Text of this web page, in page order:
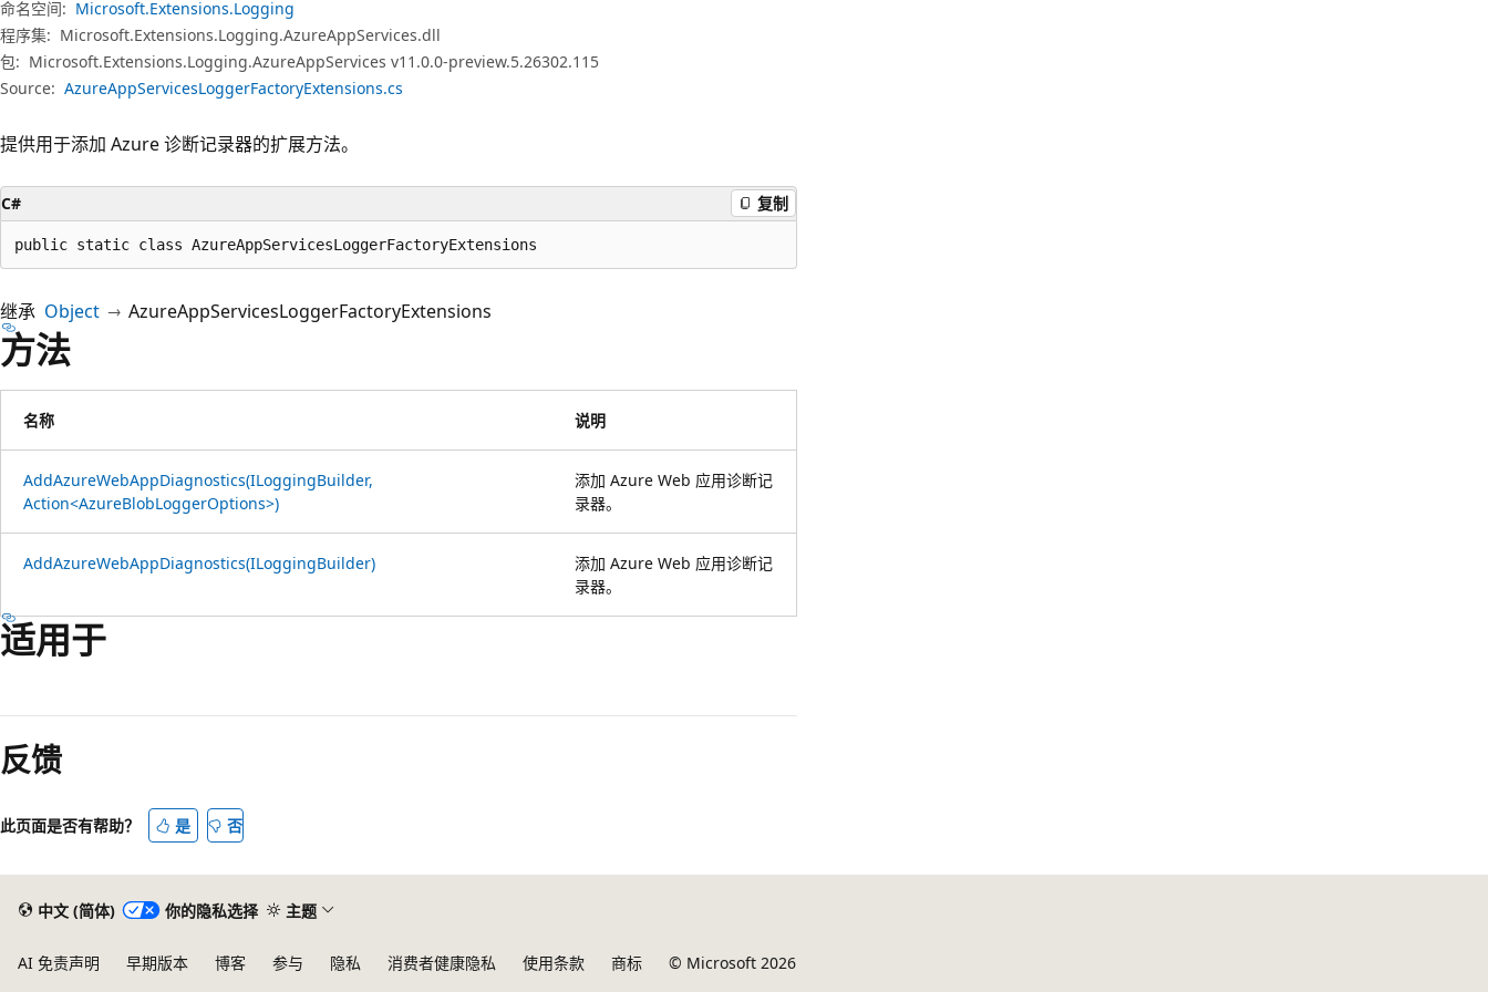
命名空间: Microsoft.Extensions.Logging
程序集: Microsoft.Extensions.Logging.AzureAppServices.dll
包: Microsoft.Extensions.Logging.AzureAppServices v11.0.0-preview.5.26302.115
Source: AzureAppServicesLoggerFactoryExtensions.cs
提供用于添加 Azure 诊断记录器的扩展方法。
C# 复制
public static class AzureAppServicesLoggerFactoryExtensions
继承 Object AzureAppServicesLoggerFactoryExtensions
方法
名称 说明
AddAzureWebAppDiagnostics(ILoggingBuilder,
Action<AzureBlobLoggerOptions>)
添加 Azure Web 应用诊断记
录器。
AddAzureWebAppDiagnostics(ILoggingBuilder)
添加 Azure Web 应用诊断记
录器。
适用于
读
模
已
用
反馈
此页面是否有帮助？ 是 否
中文 (简体) 你的隐私选择 主题
AI 免责声明 早期版本 博客 参与 隐私 消费者健康隐私 使用条款 商标 © Microsoft 2026